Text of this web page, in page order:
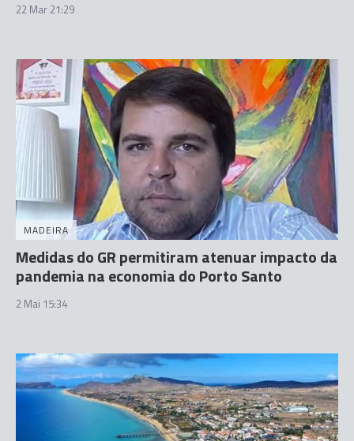
22 Mar 21:29
MADEIRA
Medidas do GR permitiram atenuar impacto da
pandemia na economia do Porto Santo
2 Mai 15:34